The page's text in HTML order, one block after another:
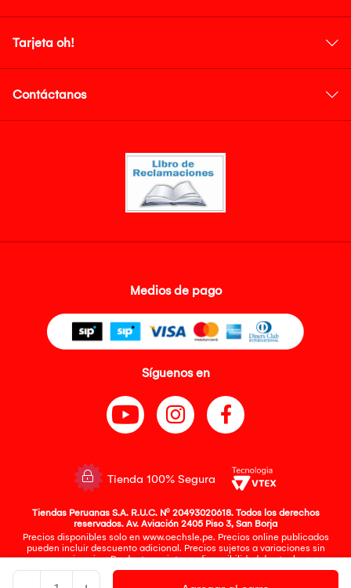
Tarjeta oh!
Contáctanos
Medios de pago
Síguenos en
Tienda 100% Segura
Tiendas Peruanas S.A. R.U.C. Nº 20493020618. Todos los derechos
reservados. Av. Aviación 2405 Piso 3, San Borja
Precios disponibles solo en www.oechsle.pe. Precios online publicados
pueden incluir descuento adicional. Precios sujetos a variaciones sin
previo aviso. Productos sujetos a disponibilidad de stock
El Oficial de Protección de Datos Personales de Tiendas Peruanas S.A.